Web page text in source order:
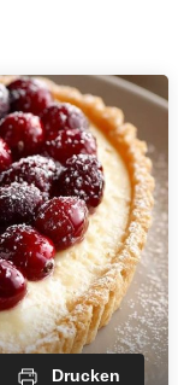
Drucken